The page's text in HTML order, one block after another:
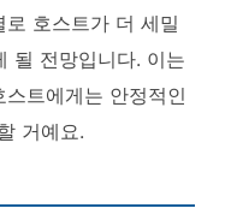
호스트가 더 세밀
될 전망입니다. 이는
트에게는 안정적인
거예요.